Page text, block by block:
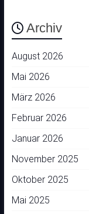
Archiv
August 2026
Mai 2026
März 2026
Februar 2026
Januar 2026
November 2025
Oktober 2025
Mai 2025